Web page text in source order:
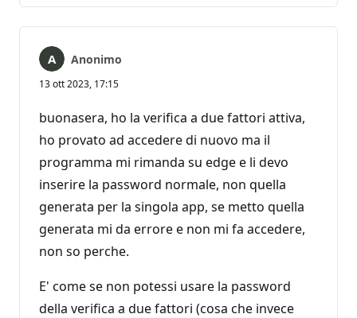
Anonimo
13 ott 2023, 17:15
buonasera, ho la verifica a due fattori attiva,
ho provato ad accedere di nuovo ma il
programma mi rimanda su edge e li devo
inserire la password normale, non quella
generata per la singola app, se metto quella
generata mi da errore e non mi fa accedere,
non so perche.
E' come se non potessi usare la password
della verifica a due fattori (cosa che invece